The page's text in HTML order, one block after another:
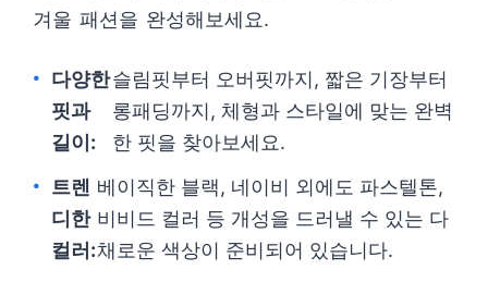
겨울 패션을 완성해보세요.
다양한
핏과
길이:
슬림핏부터 오버핏까지, 짧은 기장부터
롱패딩까지, 체형과 스타일에 맞는 완벽
한 핏을 찾아보세요.
트렌
디한
컬러:
베이직한 블랙, 네이비 외에도 파스텔톤,
비비드 컬러 등 개성을 드러낼 수 있는 다
채로운 색상이 준비되어 있습니다.